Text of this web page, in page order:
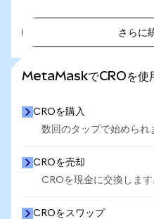
さらに
MetaMaskでCROを使
CROを購入
数回のタップで始められ
CROを売却
CROを現金に交換します
CROをスワップ